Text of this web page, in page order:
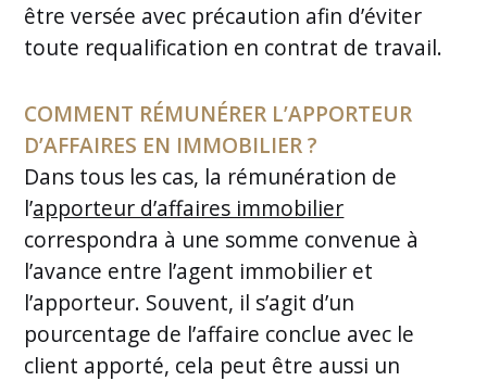
être versée avec précaution afin d’éviter
toute requalification en contrat de travail.
COMMENT RÉMUNÉRER L’APPORTEUR
D’AFFAIRES EN IMMOBILIER ?
Dans tous les cas, la rémunération de
l’apporteur d’affaires immobilier
correspondra à une somme convenue à
l’avance entre l’agent immobilier et
l’apporteur. Souvent, il s’agit d’un
pourcentage de l’affaire conclue avec le
client apporté, cela peut être aussi un